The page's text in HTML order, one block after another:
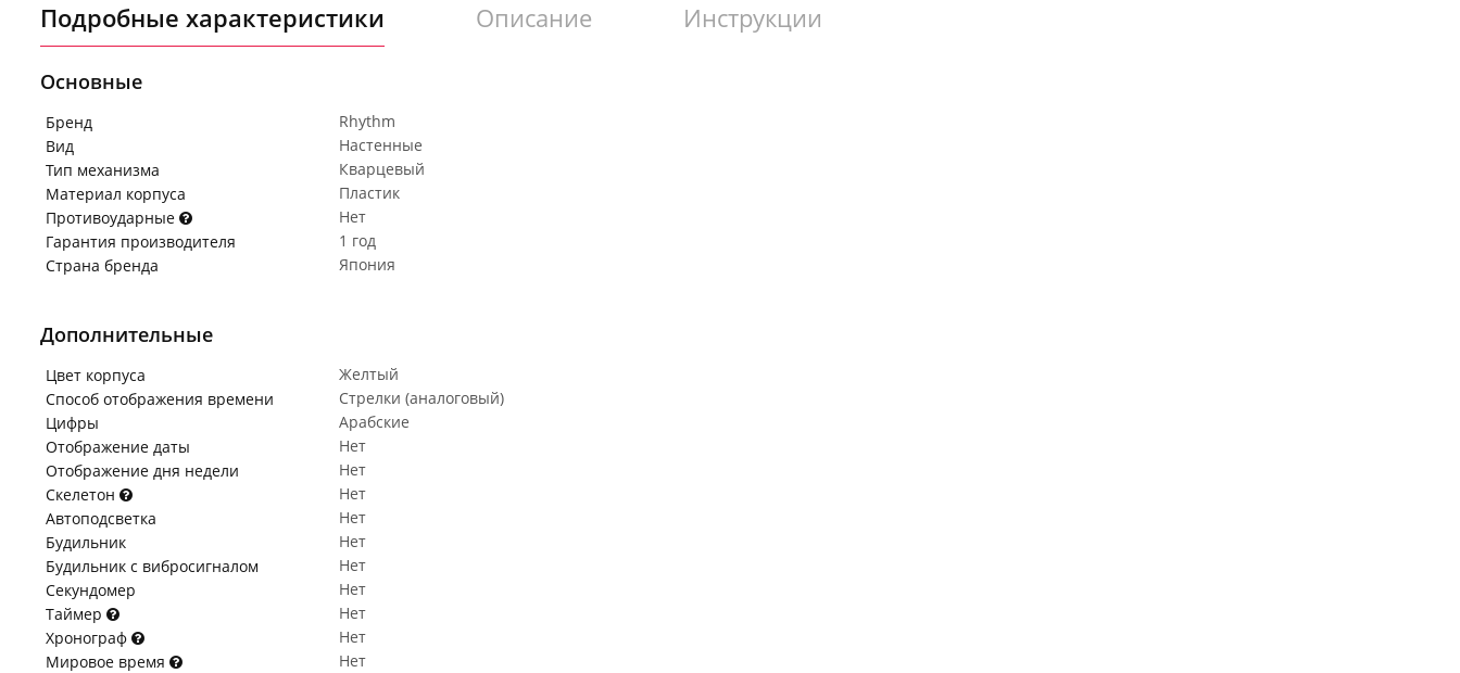
Подробные характеристики Описание Инструкции
Основные
Бренд
Rhythm
Вид
Настенные
Тип механизма
Кварцевый
Материал корпуса
Пластик
Противоударные
Нет
Гарантия производителя
1 год
Страна бренда
Япония
Дополнительные
Цвет корпуса
Желтый
Способ отображения времени
Стрелки (аналоговый)
Цифры
Арабские
Отображение даты
Нет
Отображение дня недели
Нет
Скелетон
Нет
Автоподсветка
Нет
Будильник
Нет
Будильник с вибросигналом
Нет
Секундомер
Нет
Таймер
Нет
Хронограф
Нет
Мировое время
Нет